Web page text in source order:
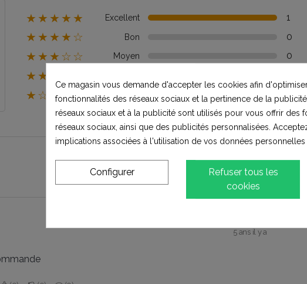
★★★★★ Excellent 1
★★★★☆ Bon 0
★★★☆☆ Moyen 0
★★☆☆☆
★☆☆☆☆ Terrible 0
5 ans il y a
Ce magasin vous demande d'accepter les cookies afin
fonctionnalités des réseaux sociaux et la pertinence de la
réseaux sociaux et à la publicité sont utilisés pour vous offrir des
réseaux sociaux, ainsi que des publicités personnalisées.
implications associées à l'utilisation de vos données personnelles
Refuser tous les
cookies
Configurer